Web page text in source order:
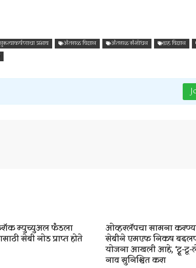
प्रभाव अंतराळ विज्ञान अंतराळ संशोधन ग्रह विज्ञान
म्युच्युअल फंडला
सेबी नोड प्राप्त होते
ओव्हरलॅपचा सामना
सेबीने एमएफ निकष
योजना आखली आहे, ‘ट्रू-टू-
नाव सुनिश्चित करा